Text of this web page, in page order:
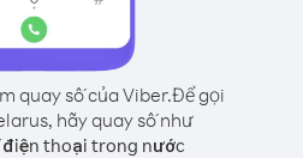
quay số của Viber.Để gọi
hãy quay số như
điện thoại trong nước